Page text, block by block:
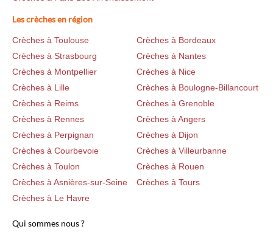
Les crèches en région
Crèches à Toulouse
Crèches à Bordeaux
Crèches à Strasbourg
Crèches à Nantes
Crèches à Montpellier
Crèches à Nice
Crèches à Lille
Crèches à Boulogne-Billancourt
Crèches à Reims
Crèches à Grenoble
Crèches à Rennes
Crèches à Angers
Crèches à Perpignan
Crèches à Dijon
Crèches à Courbevoie
Crèches à Villeurbanne
Crèches à Toulon
Crèches à Rouen
Crèches à Asnières-sur-Seine
Crèches à Tours
Crèches à Le Havre
Qui sommes nous ?